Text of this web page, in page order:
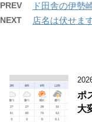
PREV ド田舎の伊勢
NEXT 店名は伏せます
ポ
大